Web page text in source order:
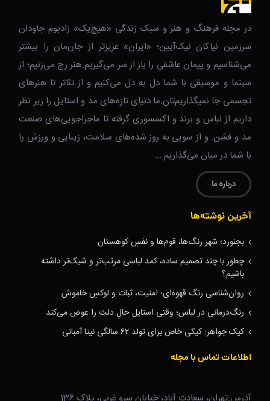
در مجله فرهنگ و هنر و سبک زندگی‌ «هیچ‌یک» زادبوم جاودان
سرزمین نیاکان نیک‌‌‌آیین؛ «ایران» عزیزتر از جان‌مان را بیشتر
می‌شناسیم و پیمان عاشقی را باز از سر می‌گیریم.هنر رج می‌زنیم؛ از
سینما و موسیقی با شما دل به دل می‌کنیم و از تئاتر تا هنرهای
تجسمی جا نمیگذاریم‌تان.ما دنیای تازه‌های مد و استایل را زیر نظر
داریم از لباس و برند و اکسسوری گرفته تا ماجراجویی‌های صنعت
مد و فشن. و از سویی به روز شده‌های سلامت، زیبایی و ورزش را
با شما در میان می‌گذاریم …
درباره ما
آخرین نوشته‌ها
بجنورد؛ شهر رنگ‌ها، قوم‌ها و نفسِ کوهستان
چطور با چند تصمیم ساده، کمد لباسی مرتب‌تر و شیک‌تر داشته
باشیم؟
روان‌شناسی رنگ قهوه‌ای؛ امنیت، ثبات و لوکسِ خاموش
رنگ‌درمانی در لباس؛ وقتی استایل حالِ دلت را عوض می‌کند
کیک جواهر: کیکی خاص برای تولد ۶۲ سالگی نیتا آمبانی
اطلاعات تماس با مجله